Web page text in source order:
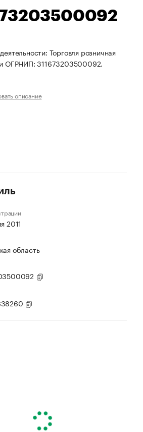
Торговля розничная
ОГРНИП: 311673203500092.
описание
2011
область